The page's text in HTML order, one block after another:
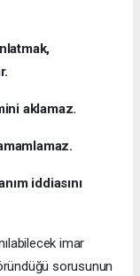
aklamaz.
iddiasını
imar
sorusunun